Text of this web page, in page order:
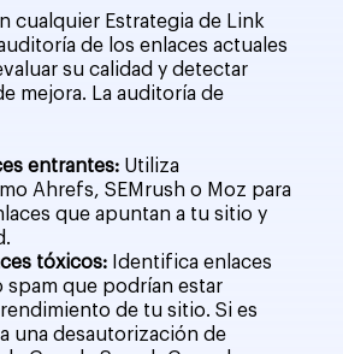
cualquier Estrategia de Link
de los enlaces actuales
su calidad y detectar
mejora. La auditoría de
entrantes: Utiliza
Ahrefs, SEMrush o Moz para
que apuntan a tu sitio y
tóxicos: Identifica enlaces
spam que podrían estar
de tu sitio. Si es
una desautorización de